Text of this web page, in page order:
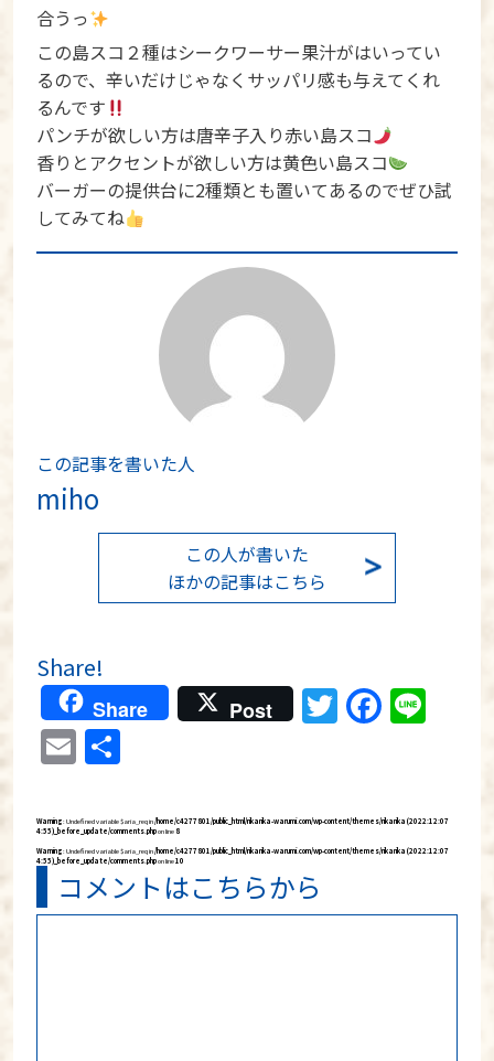
合うっ
この島スコ２種はシークワーサー果汁がはいってい
るので、辛いだけじゃなくサッパリ感も与えてくれ
るんです
パンチが欲しい方は唐辛子入り赤い島スコ
香りとアクセントが欲しい方は黄色い島スコ
バーガーの提供台に2種類とも置いてあるのでぜひ試
してみてね
この記事を書いた人
miho
この人が書いた
ほかの記事はこちら
Share!
Share Post Twitter
Email
Warning: Undefined variable $aria_req in/home/c4277801/public_html/rikarika-warumi.com/wp-content/themes/rikarika (2022:12:07
4:55)_before_update/comments.phpon line 8
Warning: Undefined variable $aria_req in/home/c4277801/public_html/rikarika-warumi.com/wp-content/themes/rikarika (2022:12:07
4:55)_before_update/comments.phpon line10
コメントはこちらから